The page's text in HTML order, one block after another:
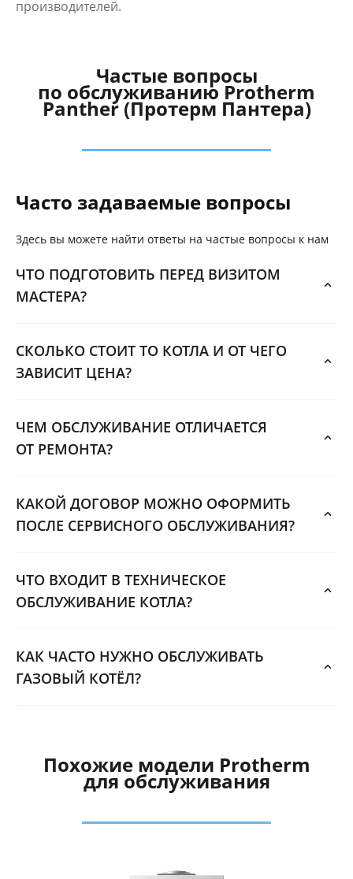
производителей.
Частые вопросы
по обслуживанию Protherm
Panther (Протерм Пантера)
Часто задаваемые вопросы
Здесь вы можете найти ответы на частые вопросы к нам
ЧТО ПОДГОТОВИТЬ ПЕРЕД ВИЗИТОМ
МАСТЕРА?
СКОЛЬКО СТОИТ ТО КОТЛА И ОТ ЧЕГО
ЗАВИСИТ ЦЕНА?
ЧЕМ ОБСЛУЖИВАНИЕ ОТЛИЧАЕТСЯ
ОТ РЕМОНТА?
КАКОЙ ДОГОВОР МОЖНО ОФОРМИТЬ
ПОСЛЕ СЕРВИСНОГО ОБСЛУЖИВАНИЯ?
ЧТО ВХОДИТ В ТЕХНИЧЕСКОЕ
ОБСЛУЖИВАНИЕ КОТЛА?
КАК ЧАСТО НУЖНО ОБСЛУЖИВАТЬ
ГАЗОВЫЙ КОТЁЛ?
Похожие модели Protherm
для обслуживания